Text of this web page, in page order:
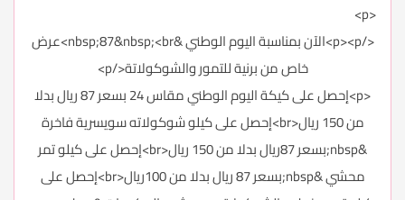
<p>
</p><p>الآن بمناسبة اليوم الوطني &nbsp;87&nbsp;<br>عرض
خاص من برنية للتمور والشوكولاتة</p>
<p>إحصل على كيكة اليوم الوطني مقاس 24 بسعر 87 ريال بدلا
من 150 ريال<br>إحصل على كيلو شوكولاته سويسرية فاخرة
&nbsp;بسعر 87ريال بدلا من 150 ريال<br>إحصل على كيلو تمر
محشي &nbsp;بسعر 87 ريال بدلا من 100ريال<br>إحصل على